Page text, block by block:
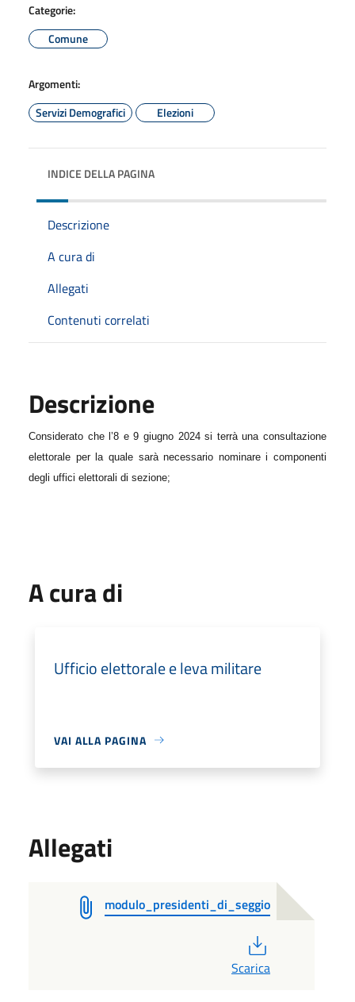
Categorie:
Comune
Argomenti:
Servizi Demografici
Elezioni
INDICE DELLA PAGINA
Descrizione
A cura di
Allegati
Contenuti correlati
Descrizione
Considerato che l’8 e 9 giugno 2024 si terrà una consultazione
elettorale per la quale sarà necessario nominare i componenti
degli uffici elettorali di sezione;
A cura di
Ufficio elettorale e leva militare
VAI ALLA PAGINA
Allegati
modulo_presidenti_di_seggio
Scarica